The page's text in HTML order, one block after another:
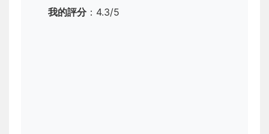
我的評分：4.3/5